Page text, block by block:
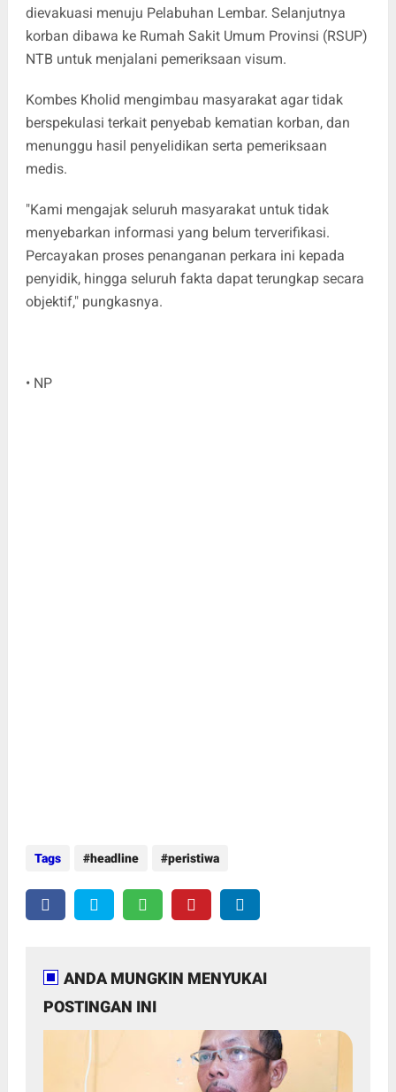
dievakuasi menuju Pelabuhan Lembar. Selanjutnya
korban dibawa ke Rumah Sakit Umum Provinsi (RSUP)
NTB untuk menjalani pemeriksaan visum.
Kombes Kholid mengimbau masyarakat agar tidak
berspekulasi terkait penyebab kematian korban, dan
menunggu hasil penyelidikan serta pemeriksaan
medis.
"Kami mengajak seluruh masyarakat untuk tidak
menyebarkan informasi yang belum terverifikasi.
Percayakan proses penanganan perkara ini kepada
penyidik, hingga seluruh fakta dapat terungkap secara
objektif," pungkasnya.
• NP
Tags headline peristiwa
ANDA MUNGKIN MENYUKAI
POSTINGAN INI